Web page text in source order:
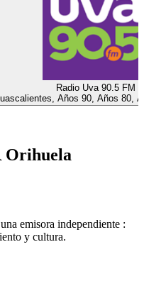
Radio Uva 90.5 FM
Años 90, Años 80,
Orihuela
emisora independiente :
y cultura.